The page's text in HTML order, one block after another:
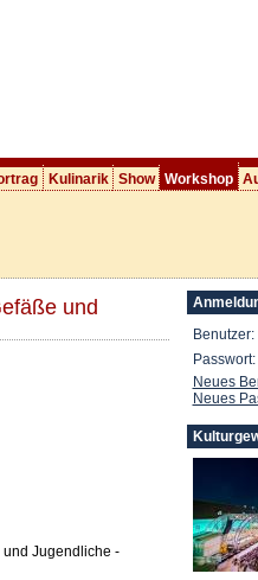
Kulinarik Show Workshop
und
und Jugendliche -
Benutzer:
Passwort:
Neues
Neues